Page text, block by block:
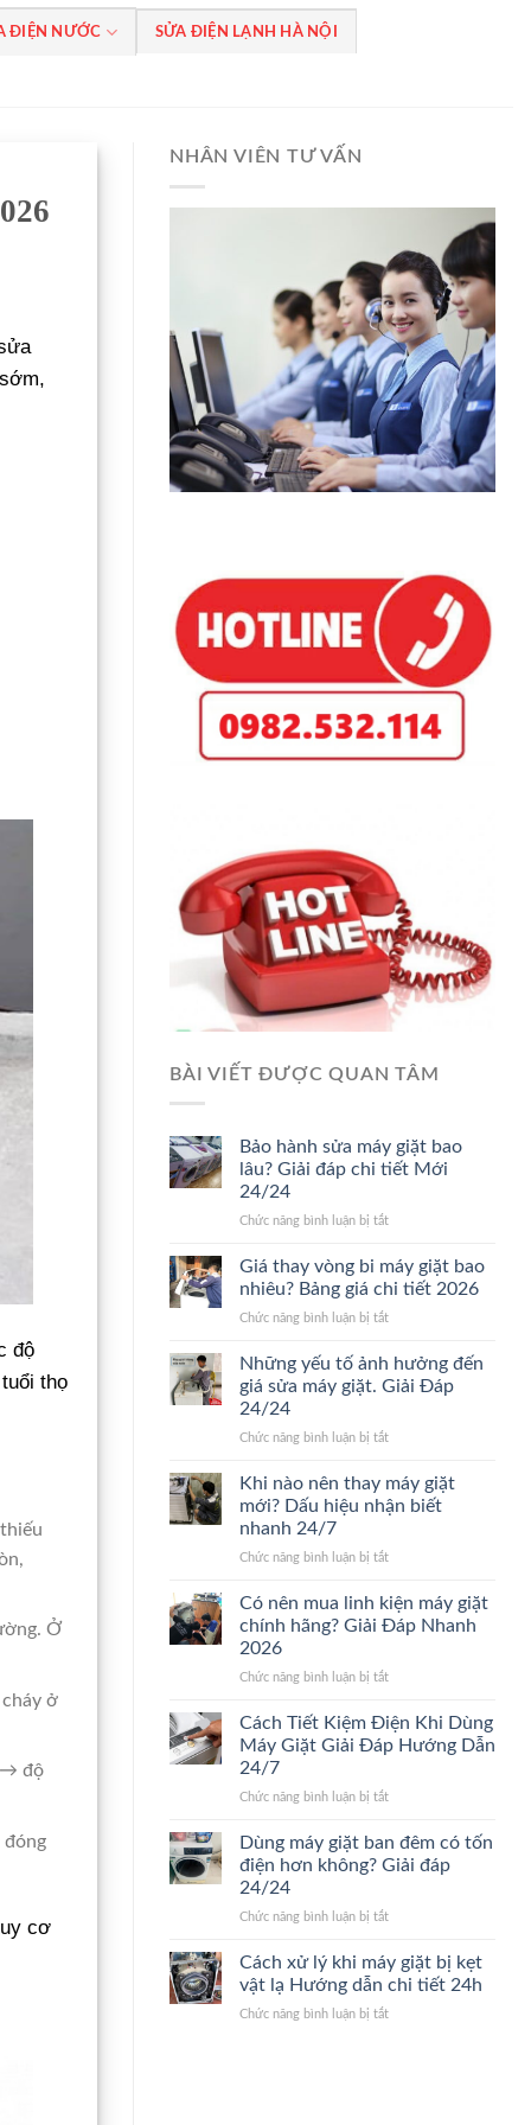
ĐIỆN NƯỚC SỬA ĐIỆN LẠNH HÀ NỘI
độ
thọ
Ở
ở
→ độ
cơ
NHÂN VIÊN TƯ VẤN
BÀI VIẾT ĐƯỢC QUAN TÂM
Bảo hành sửa máy giặt bao
lâu? Giải đáp chi tiết Mới
24/24
Chức năng bình luận bị tắtở
hành
sửa
giặt
lâu?
Giải
tiết
24/24
Giá thay vòng bi máy giặt bao
nhiêu? Bảng giá chi tiết 2026
Chức năng bình luận bị tắtở
thay
vòng
giặt
nhiêu?
Bảng
giá
tiết
Những yếu tố ảnh hưởng đến
giá sửa máy giặt. Giải Đáp
24/24
Chức năng bình luận bị tắtở
yếu
tố
ảnh
đến
sửa
máy
giặt.
Đáp
Khi nào nên thay máy giặt
mới? Dấu hiệu nhận biết
nhanh 24/7
Chức năng bình luận bị tắtở
nào
nên
thay
giặt
Dấu
hiệu
nhanh
Có nên mua linh kiện máy giặt
chính hãng? Giải Đáp Nhanh
2026
Chức năng bình luận bị tắtở
nên
mua
máy
chính
hãng?
Nhanh
Cách Tiết Kiệm Điện Khi Dùng
Máy Giặt Giải Đáp Hướng Dẫn
24/7
Chức năng bình luận bị tắtở
Tiết
Kiệm
Dùng
Giặt
Giải
Hướng
Dùng máy giặt ban đêm có tốn
điện hơn không? Giải đáp
24/24
Chức năng bình luận bị tắtở
máy
giặt
đêm
Cách xử lý khi máy giặt bị kẹt
vật lạ Hướng dẫn chi tiết 24h
Chức năng bình luận bị tắtở